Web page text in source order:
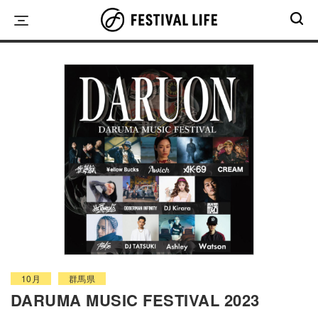
content
10月 群馬県
DARUMA MUSIC FESTIVAL 2023